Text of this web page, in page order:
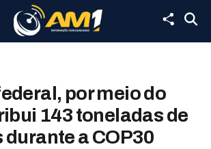
por meio do
143 toneladas de
a COP30